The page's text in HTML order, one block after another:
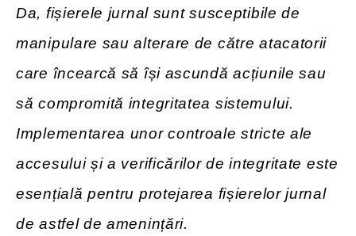
Da, fișierele jurnal sunt susceptibile de
manipulare sau alterare de către atacatorii
care încearcă să își ascundă acțiunile sau
să compromită integritatea sistemului.
Implementarea unor controale stricte ale
accesului și a verificărilor de integritate este
esențială pentru protejarea fișierelor jurnal
de astfel de amenințări.